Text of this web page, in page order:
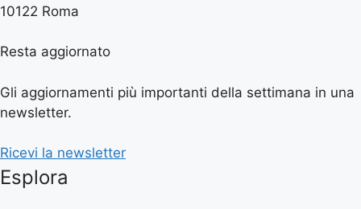
10122 Roma
Resta aggiornato
Gli aggiornamenti più importanti della settimana in una
newsletter.
Ricevi la newsletter
Esplora